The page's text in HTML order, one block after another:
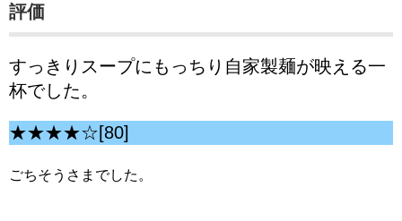
評価
すっきりスープにもっちり自家製麺が映える一
杯でした。
★★★★☆[80]
ごちそうさまでした。